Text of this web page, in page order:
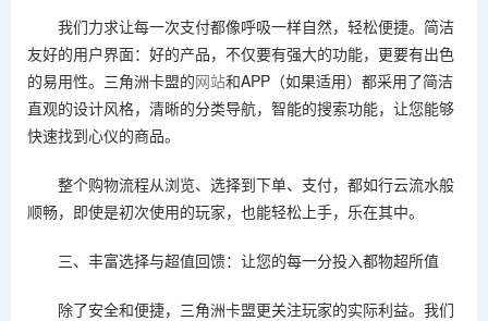
我们力求让每一次支付都像呼吸一样自然，轻松便捷。简洁
友好的用户界面：好的产品，不仅要有强大的功能，更要有出色
的易用性。三角洲卡盟的网站和APP（如果适用）都采用了简洁
直观的设计风格，清晰的分类导航，智能的搜索功能，让您能够
快速找到心仪的商品。
整个购物流程从浏览、选择到下单、支付，都如行云流水般
顺畅，即使是初次使用的玩家，也能轻松上手，乐在其中。
三、丰富选择与超值回馈：让您的每一分投入都物超所值
除了安全和便捷，三角洲卡盟更关注玩家的实际利益。我们